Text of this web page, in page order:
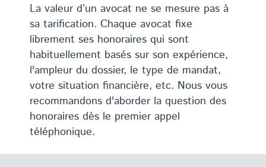
La valeur d’un avocat ne se mesure pas à
sa tarification. Chaque avocat fixe
librement ses honoraires qui sont
habituellement basés sur son expérience,
l'ampleur du dossier, le type de mandat,
votre situation financière, etc. Nous vous
recommandons d'aborder la question des
honoraires dès le premier appel
téléphonique.